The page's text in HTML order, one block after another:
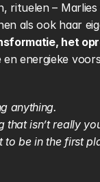
rituelen –
als ook haar
het
energieke
anything.
that isn’t really
be in the first